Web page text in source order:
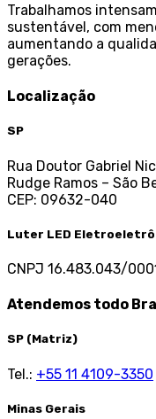
Trabalhamos
sustentável, com
aumentando a
gerações.
Localização
SP
Rua Doutor Gabriel
Rudge Ramos – São
CEP: 09632-040
Luter LED
CNPJ 16.483.043/
Atendemos todo
SP (Matriz)
Tel.: +55 11 4109-3350
Minas Gerais